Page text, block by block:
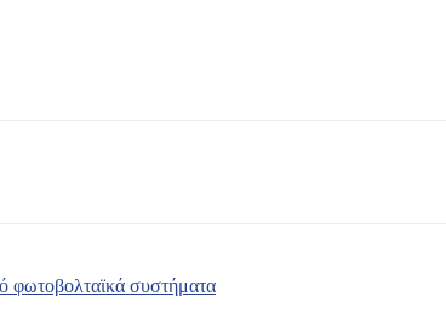
φωτοβολταϊκά συστήματα